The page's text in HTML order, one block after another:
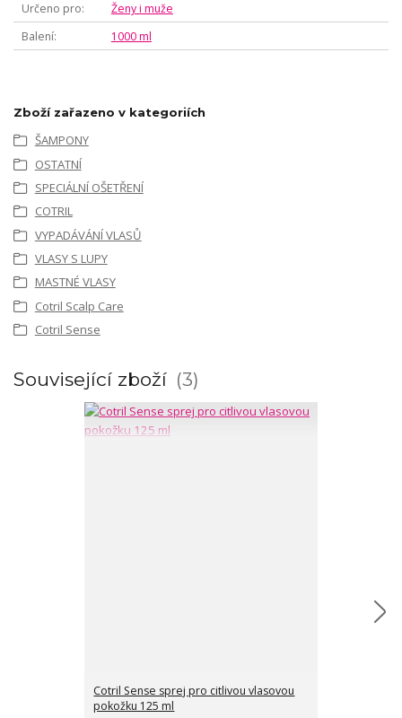
Určeno pro
Ženy i muže
Balení
1000 ml
Zboží zařazeno v kategoriích
ŠAMPONY
OSTATNÍ
SPECIÁLNÍ OŠETŘENÍ
COTRIL
VYPADÁVÁNÍ VLASŮ
VLASY S LUPY
MASTNÉ VLASY
Cotril Scalp Care
Cotril Sense
Související zboží 3
Cotril Sense sprej pro citlivou vlasovou
pokožku 125 ml